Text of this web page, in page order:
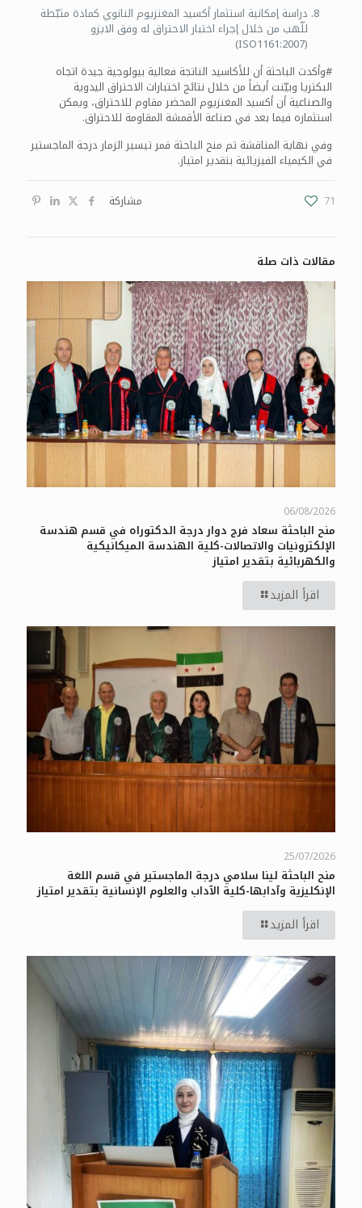
دراسة إمكانية استثمار أكسيد المغنزيوم النانوي كمادة مثبّطة
للّهب من خلال إجراء اختبار الاحتراق له وفق الايزو
(ISO1161:2007)
#وأكدت الباحثة أن للأكاسيد الناتجة فعالية بيولوجية جيدة اتجاه
البكتريا وبيّنت أيضاً من خلال نتائج اختبارات الاحتراق اليدوية
والصناعية أن أكسيد المغنزيوم المحضر مقاوم للاحتراق، ويمكن
استثماره فيما بعد في صناعة الأقمشة المقاومة للاحتراق.
وفي نهاية المناقشة تم منح الباحثة قمر تيسير الزمار درجة الماجستير
في الكيمياء الفيزيائية بتقدير امتياز.
مشاركة
71
مقالات ذات صلة
06/08/2026
منح الباحثة سعاد فرج دوار درجة الدكتوراه في قسم هندسة
الإلكترونيات والاتصالات-كلية الهندسة الميكانيكية
والكهربائية بتقدير امتياز
اقرأ المزيد
25/07/2026
منح الباحثة لينا سلامي درجة الماجستير في قسم اللغة
الإنكليزية وآدابها-كلية الآداب والعلوم الإنسانية بتقدير امتياز
اقرأ المزيد